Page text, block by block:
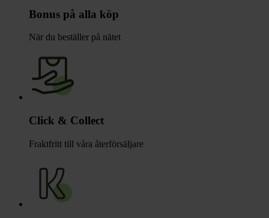
Bonus på alla köp
När du beställer på nätet
Click & Collect
Fraktfritt till våra återförsäljare